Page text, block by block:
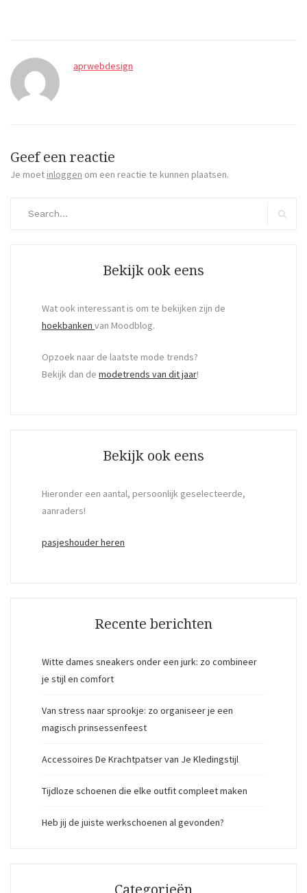
aprwebdesign
Geef een reactie
Je moet inloggen om een reactie te kunnen plaatsen.
Bekijk ook eens
Wat ook interessant is om te bekijken zijn de
hoekbanken van Moodblog.
Opzoek naar de laatste mode trends?
Bekijk dan de modetrends van dit jaar!
Bekijk ook eens
Hieronder een aantal, persoonlijk geselecteerde,
aanraders!
pasjeshouder heren
Recente berichten
Witte dames sneakers onder een jurk: zo combineer
je stijl en comfort
Van stress naar sprookje: zo organiseer je een
magisch prinsessenfeest
Accessoires De Krachtpatser van Je Kledingstijl
Tijdloze schoenen die elke outfit compleet maken
Heb jij de juiste werkschoenen al gevonden?